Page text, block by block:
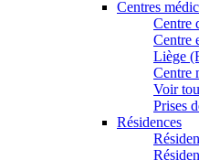
Centres
Centre
Centre
Liège
Centre
Voir
Prises
Résidences